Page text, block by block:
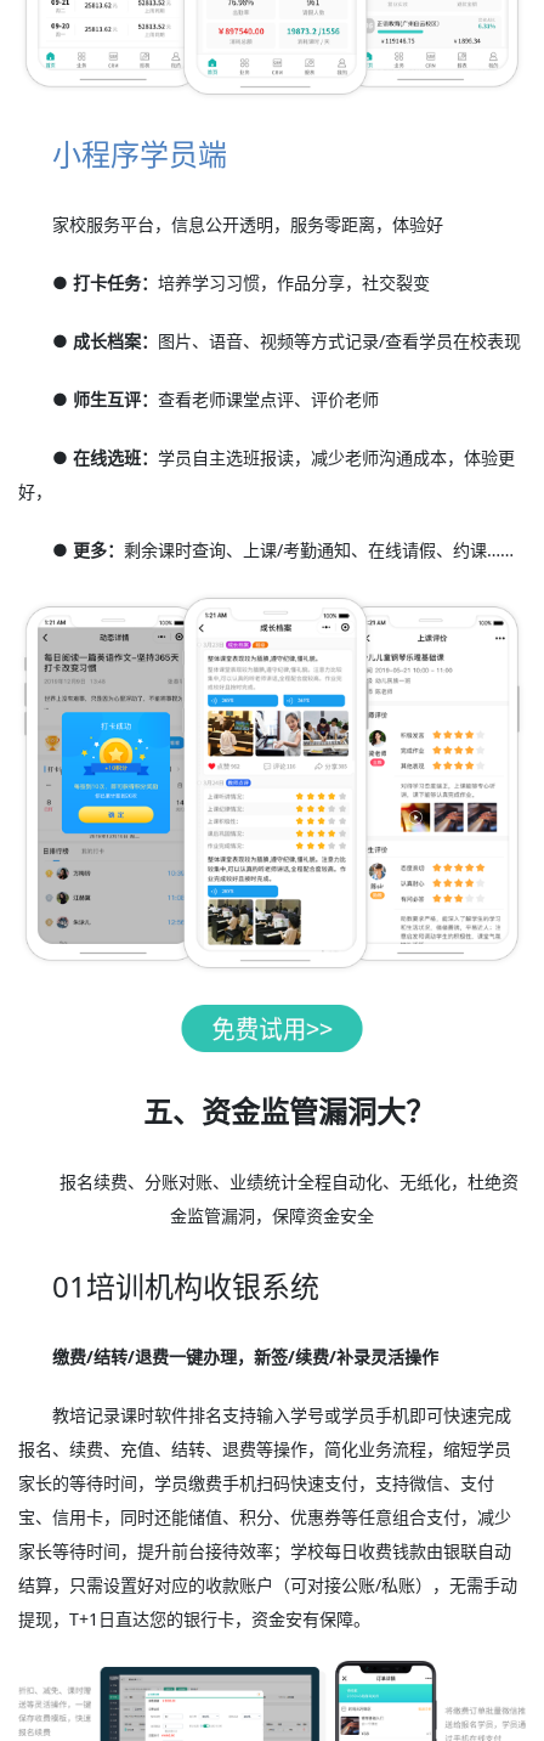
小程序学员端
家校服务平台，信息公开透明，服务零距离，体验好
● 打卡任务：培养学习习惯，作品分享，社交裂变
● 成长档案： 图片、语音、视频等方式记录/查看学员在校表现
● 师生互评：查看老师课堂点评、评价老师
● 在线选班：学员自主选班报读，减少老师沟通成本，体验更
好，
● 更多：剩余课时查询、上课/考勤通知、在线请假、约课……
五、资金监管漏洞大？
报名续费、分账对账、业绩统计全程自动化、无纸化，杜绝资
金监管漏洞，保障资金安全
01培训机构收银系统
缴费/结转/退费一键办理，新签/续费/补录灵活操作
教培记录课时软件排名支持输入学号或学员手机即可快速完成
报名、续费、充值、结转、退费等操作，简化业务流程，缩短学员
家长的等待时间，学员缴费手机扫码快速支付，支持微信、支付
宝、信用卡，同时还能储值、积分、优惠券等任意组合支付，减少
家长等待时间，提升前台接待效率；学校每日收费钱款由银联自动
结算，只需设置好对应的收款账户（可对接公账/私账），无需手动
提现，T+1日直达您的银行卡，资金安有保障。